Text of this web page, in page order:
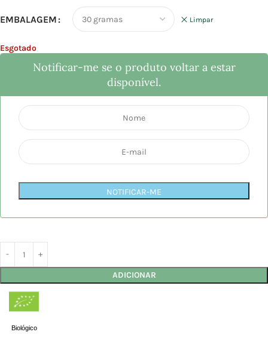
EMBALAGEM Limpar
Esgotado
Notificar-me se o produto voltar a estar
disponível.
NOTIFICAR-ME
ADICIONAR
Biológico